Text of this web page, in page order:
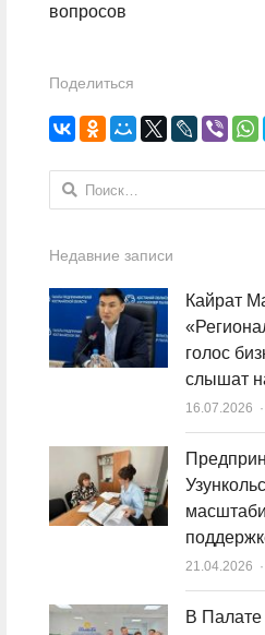
вопросов
Поделиться
Найти:
Недавние записи
Кайрат
голос
слышат
16.07.2026
21.04.2026
В Палате